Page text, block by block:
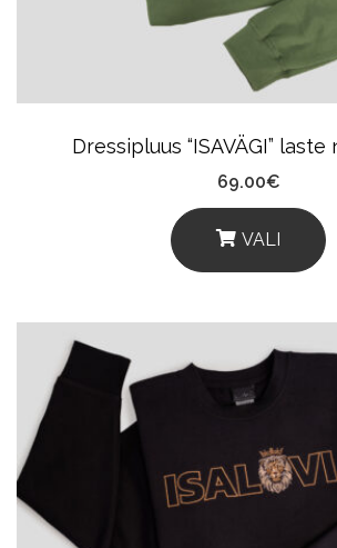
Chosen
The
Product
Dressipluus “ISAVÄGI”
69.00€
VALI
This
Has
Multiple
The
Options